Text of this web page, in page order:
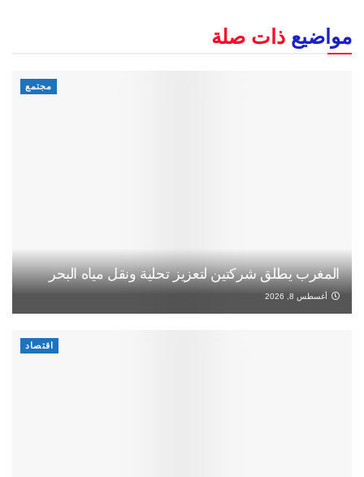
مواضيع ذات صلة
مجتمع
المغرب يطلق شركتين لتعزيز تحلية ونقل مياه البحر
أغسطس 8, 2026
اقتصاد